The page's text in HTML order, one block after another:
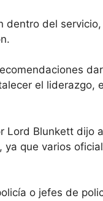
dentro del
el liderazgo,
Lord Blunkett dijo
, ya que varios
o jefes de